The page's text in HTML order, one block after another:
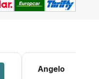
Angelo